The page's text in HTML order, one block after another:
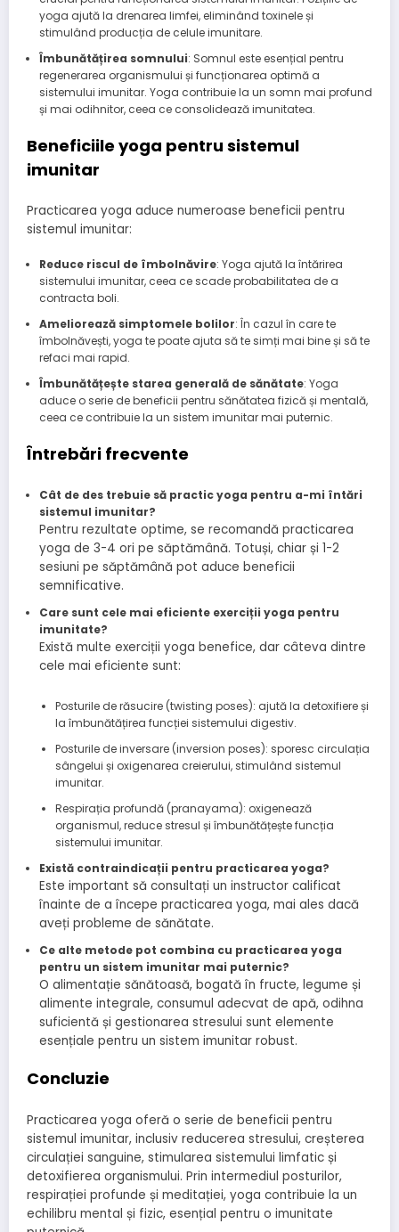
yoga ajută la drenarea limfei, eliminând toxinele și
stimulând producția de celule imunitare.
Îmbunătățirea somnului: Somnul este esențial pentru
regenerarea organismului și funcționarea optimă a
sistemului imunitar. Yoga contribuie la un somn mai profund
și mai odihnitor, ceea ce consolidează imunitatea.
Beneficiile yoga pentru sistemul
imunitar
Practicarea yoga aduce numeroase beneficii pentru
sistemul imunitar:
Reduce riscul de îmbolnăvire: Yoga ajută la întărirea
sistemului imunitar, ceea ce scade probabilitatea de a
contracta boli.
Ameliorează simptomele bolilor: În cazul în care te
îmbolnăvești, yoga te poate ajuta să te simți mai bine și să te
refaci mai rapid.
Îmbunătățește starea generală de sănătate: Yoga
aduce o serie de beneficii pentru sănătatea fizică și mentală,
ceea ce contribuie la un sistem imunitar mai puternic.
Întrebări frecvente
Cât de des trebuie să practic yoga pentru a-mi întări
sistemul imunitar?
Pentru rezultate optime, se recomandă practicarea
yoga de 3-4 ori pe săptămână. Totuși, chiar și 1-2
sesiuni pe săptămână pot aduce beneficii
semnificative.
Care sunt cele mai eficiente exerciții yoga pentru
imunitate?
Există multe exerciții yoga benefice, dar câteva dintre
cele mai eficiente sunt:
Posturile de răsucire (twisting poses): ajută la detoxifiere și
la îmbunătățirea funcției sistemului digestiv.
Posturile de inversare (inversion poses): sporesc circulația
sângelui și oxigenarea creierului, stimulând sistemul
imunitar.
Respirația profundă (pranayama): oxigenează
organismul, reduce stresul și îmbunătățește funcția
sistemului imunitar.
Există contraindicații pentru practicarea yoga?
Este important să consultați un instructor calificat
înainte de a începe practicarea yoga, mai ales dacă
aveți probleme de sănătate.
Ce alte metode pot combina cu practicarea yoga
pentru un sistem imunitar mai puternic?
O alimentație sănătoasă, bogată în fructe, legume și
alimente integrale, consumul adecvat de apă, odihna
suficientă și gestionarea stresului sunt elemente
esențiale pentru un sistem imunitar robust.
Concluzie
Practicarea yoga oferă o serie de beneficii pentru
sistemul imunitar, inclusiv reducerea stresului, creșterea
circulației sanguine, stimularea sistemului limfatic și
detoxifierea organismului. Prin intermediul posturilor,
respirației profunde și meditației, yoga contribuie la un
echilibru mental și fizic, esențial pentru o imunitate